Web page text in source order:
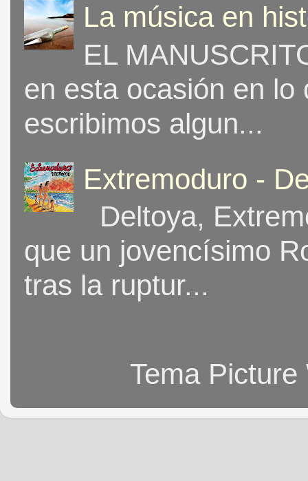
La música en
EL
en esta ocasión en
escribimos algun...
Extremoduro -
Deltoya,
que un jovencísimo
tras la ruptur...
Tema